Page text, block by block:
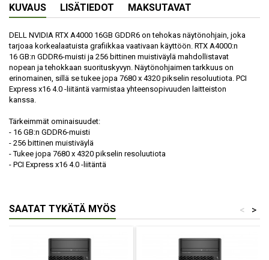
KUVAUS LISÄTIEDOT MAKSUTAVAT
DELL NVIDIA RTX A4000 16GB GDDR6 on tehokas näytönohjain, joka
tarjoaa korkealaatuista grafiikkaa vaativaan käyttöön. RTX A4000:n
16 GB:n GDDR6-muisti ja 256 bittinen muistiväylä mahdollistavat
nopean ja tehokkaan suorituskyvyn. Näytönohjaimen tarkkuus on
erinomainen, sillä se tukee jopa 7680 x 4320 pikselin resoluutiota. PCI
Express x16 4.0 -liitäntä varmistaa yhteensopivuuden laitteiston
kanssa.
Tärkeimmät ominaisuudet:
- 16 GB:n GDDR6-muisti
- 256 bittinen muistiväylä
- Tukee jopa 7680 x 4320 pikselin resoluutiota
- PCI Express x16 4.0 -liitäntä
SAATAT TYKÄTÄ MYÖS >
<